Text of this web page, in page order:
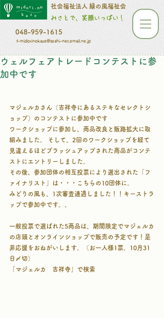
​​​​​社会福祉法人 緑の風福祉会
みさとで、笑顔いっぱい！
048-959-1615
f-midorinokaze@asahi-net.email.ne.jp
ウェルフェアトレードコンテストに参
加中です
マジェルカさん（吉祥寺にあるステキなセレクトシ
ョップ）のコンテストに参加中です
ワークショップに参加し、商品改良と販路拡大に取
組みました。 そして、2回のワークショップを経て
見違えるほどブラッシュアップされた商品がコンテ
ストにエントリーしました。
その後、参加団体の相互投票により選出された「フ
ァイナリスト」は・・・こちらの10団体に。
みどりの風も、1次審査通過しました！！キーストラ
ップで参加中です。。
一般投票で選ばれた5商品は、期間限定でマジェルカ
の店頭とオンラインショップで販売の予定です！是
非応援をおねがいします。（お一人様1票。10月31
日〆切）
「マジェルカ　吉祥寺」で検索